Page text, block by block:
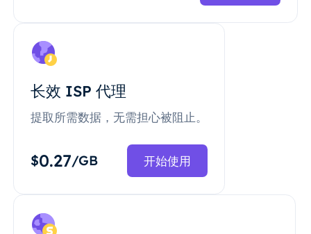
长效 ISP 代理
提取所需数据，无需担心被阻止。
$0.27/GB 开始使用